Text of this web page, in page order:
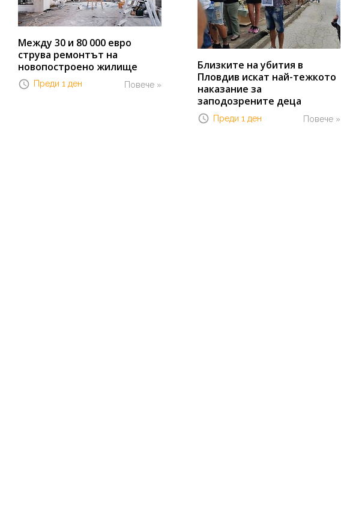
Между 30 и 80 000 евро
струва ремонтът на
новопостроено жилище
Повече »
Преди 1 ден
Близките на убития в
Пловдив искат най-тежкото
наказание за
заподозрените деца
Повече »
Преди 1 ден